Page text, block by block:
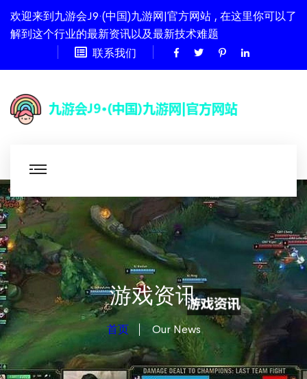
欢迎来到九游会J9·(中国)九游网|官方网站 , 在这里你可以了
解到这个行业的最新资讯以及最新技术难题
联系我们
游戏资讯
首页 Our News